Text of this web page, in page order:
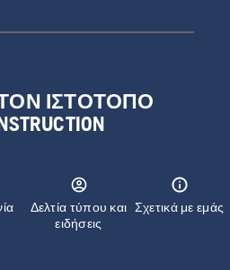
ΙΣΤΌΤΟΠΟ
Δελτία τύπου και
ειδήσεις
Σχετικά με εμάς